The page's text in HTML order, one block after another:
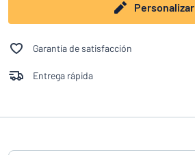
Personalizar
Garantía de satisfacción
Entrega rápida